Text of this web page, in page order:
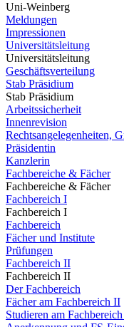
Uni-Weinberg
Meldungen
Impressionen
Universitätsleitung
Universitätsleitung
Geschäftsverteilung
Stab Präsidium
Stab Präsidium
Arbeitssicherheit
Innenrevision
Rechtsangelegenheiten,
Präsidentin
Kanzlerin
Fachbereiche & Fächer
Fachbereiche & Fächer
Fachbereich I
Fachbereich I
Fachbereich
Fächer und Institute
Prüfungen
Fachbereich II
Fachbereich II
Der Fachbereich
Fächer am Fachbereich II
Studieren am